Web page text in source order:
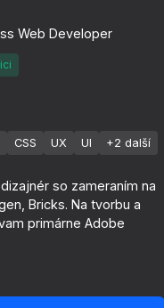
Web Developer
CSS UX UI +2 další
so zameraním na
Bricks. Na tvorbu a
primárne Adobe